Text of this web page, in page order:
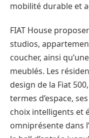
mobilité durable et
FIAT House
studios,
coucher, ainsi
meublés. Les
design de la Fiat
termes d’espace,
choix intelligents et
omniprésente dans